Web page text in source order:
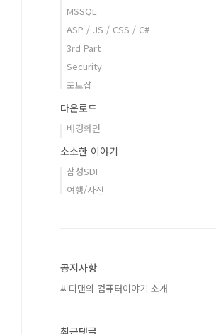
MSSQL
ASP / JS / CSS / C#
3rd Part
Security
포토샵
다운로드
배경화면
소소한 이야기
삼성SDI
여행/사진
공지사항
씨디맨의 컴퓨터이야기 소개
최근댓글